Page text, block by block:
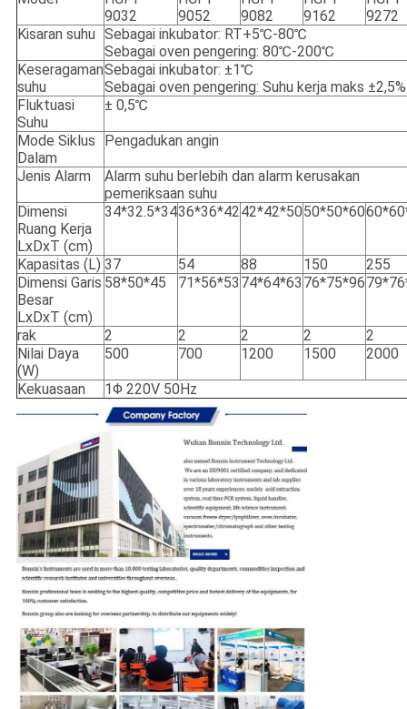
9032
9052
9082
9162
9272
Kisaran suhu Sebagai inkubator: RT+5℃-80℃
Sebagai oven pengering: 80℃-200℃
Keseragaman
suhu
Sebagai inkubator: ±1℃
Sebagai oven pengering: Suhu kerja maks ±2,5%
Fluktuasi
Suhu
± 0,5℃
Mode Siklus
Dalam
Pengadukan angin
Jenis Alarm
Alarm suhu berlebih dan alarm kerusakan
pemeriksaan suhu
Dimensi
Ruang Kerja
LxDxT (cm)
34*32.5*3436*36*4242*42*5050*50*60
Kapasitas (L) 37 54 88 150
255
Dimensi Garis
Besar
LxDxT (cm)
58*50*45 71*56*53 74*64*63 76*75*96
rak 2 2 2 2
2
Nilai Daya
(W)
500 700 1200 1500 2000
Kekuasaan 1Φ 220V 50Hz